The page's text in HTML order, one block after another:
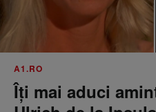
A1.RO
Îți mai aduci